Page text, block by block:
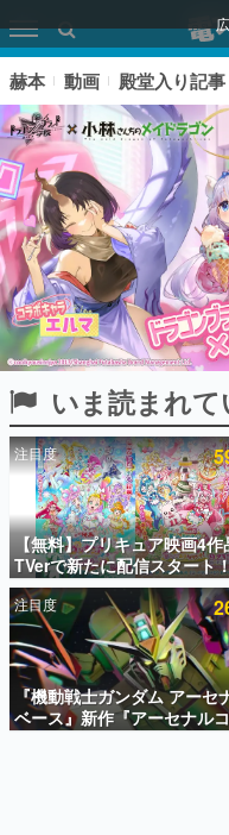
ピックアッ
電ファミのいま読まれて
アプリセール情報
インタビュー
連載・特集
殿堂入り記
SNS拡散数が
ど。多くの人
事をまとめま
赫本 動画 殿堂入り記事
いま読まれ
注目度
【無料】プリキュア映画4作
TVerで新たに配信スタート
んと2018年～2024年の映画
すべてが見放題に、ぶっち
ありえないラインナップ
注目度
『機動戦士ガンダム アーセ
ベース』新作『アーセナル
ンダー』発表！8月28日か